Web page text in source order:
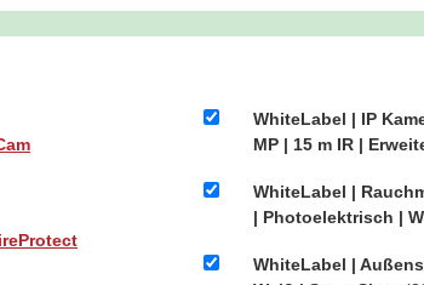
WhiteLabel | IP
MP | 15 m IR |
WhiteLabel |
| Photoelektrisch |
WhiteLabel |